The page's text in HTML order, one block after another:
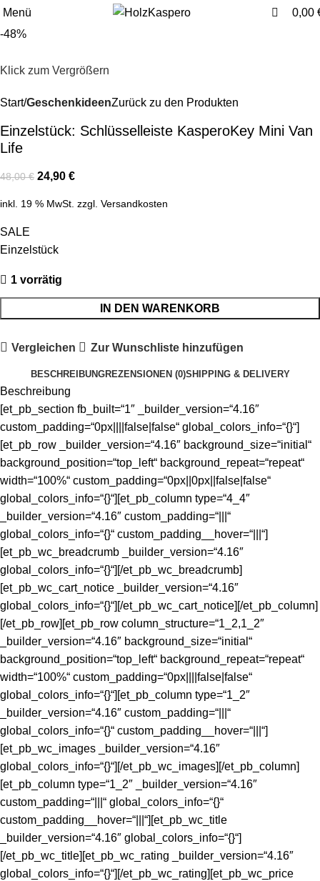
Menü 0,00
-48%
Klick zum Vergrößern
Start GeschenkideenZurück zu den Produkten
Einzelstück: Schlüsselleiste KasperoKey Mini Van
Life
48,00€ 24,90 €
inkl. 19 % MwSt. zzgl. Versandkosten
SALE
Einzelstück
1 vorrätig
IN DEN WARENKORB
Vergleichen Zur Wunschliste hinzufügen
BESCHREIBUNGREZENSIONEN (0)SHIPPING & DELIVERY
Beschreibung
[et_pb_section fb_built=“1″ _builder_version=“4.16″
custom_padding=“0px||||false|false“ global_colors_info=“{}“]
[et_pb_row _builder_version=“4.16″ background_size=“initial“
background_position=“top_left“ background_repeat=“repeat“
width=“100%“ custom_padding=“0px||0px||false|false“
global_colors_info=“{}“][et_pb_column type=“4_4″
_builder_version=“4.16″ custom_padding=“|||“
global_colors_info=“{}“ custom_padding__hover=“|||“]
[et_pb_wc_breadcrumb _builder_version=“4.16″
global_colors_info=“{}“][/et_pb_wc_breadcrumb]
[et_pb_wc_cart_notice _builder_version=“4.16″
global_colors_info=“{}“][/et_pb_wc_cart_notice][/et_pb_column]
[/et_pb_row][et_pb_row column_structure=“1_2,1_2″
_builder_version=“4.16″ background_size=“initial“
background_position=“top_left“ background_repeat=“repeat“
width=“100%“ custom_padding=“0px||||false|false“
global_colors_info=“{}“][et_pb_column type=“1_2″
_builder_version=“4.16″ custom_padding=“|||“
global_colors_info=“{}“ custom_padding__hover=“|||“]
[et_pb_wc_images _builder_version=“4.16″
global_colors_info=“{}“][/et_pb_wc_images][/et_pb_column]
[et_pb_column type=“1_2″ _builder_version=“4.16″
custom_padding=“|||“ global_colors_info=“{}“
custom_padding__hover=“|||“][et_pb_wc_title
_builder_version=“4.16″ global_colors_info=“{}“]
[/et_pb_wc_title][et_pb_wc_rating _builder_version=“4.16″
global_colors_info=“{}“][/et_pb_wc_rating][et_pb_wc_price